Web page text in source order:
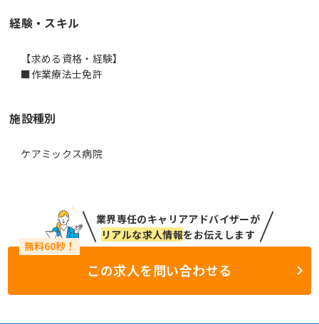
経験・スキル
【求める資格・経験】
■作業療法士免許
施設種別
ケアミックス病院
業界専任のキャリアアドバイザーが
リアルな求人情報をお伝えします
この求人を問い合わせる